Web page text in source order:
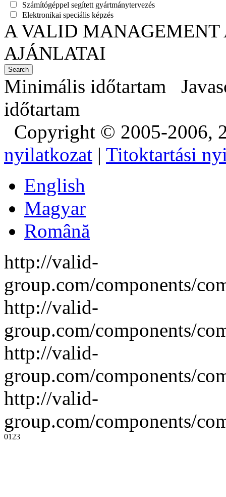
Számítógéppel segített gyártmánytervezés
Elektronikai speciális képzés
A VALID
AJÁNLATAI
Search
Minimális időtartam
időtartam
Copyright © 2005-2006,
nyilatkozat | Titoktartási
English
Magyar
Română
http://valid-
group.com/components/
http://valid-
group.com/components/
http://valid-
group.com/components/
http://valid-
group.com/components/
0123